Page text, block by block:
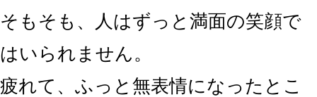
そもそも、人はずっと満面の笑顔で
はいられません。
疲れて、ふっと無表情になったとこ